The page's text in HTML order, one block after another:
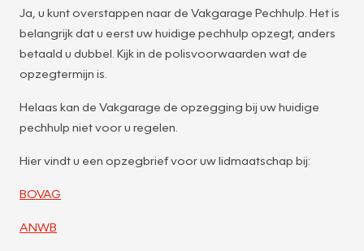
Ja, u kunt overstappen naar de Vakgarage Pechhulp. Het is
belangrijk dat u eerst uw huidige pechhulp opzegt, anders
betaald u dubbel. Kijk in de polisvoorwaarden wat de
opzegtermijn is.
Helaas kan de Vakgarage de opzegging bij uw huidige
pechhulp niet voor u regelen.
Hier vindt u een opzegbrief voor uw lidmaatschap bij:
BOVAG
ANWB